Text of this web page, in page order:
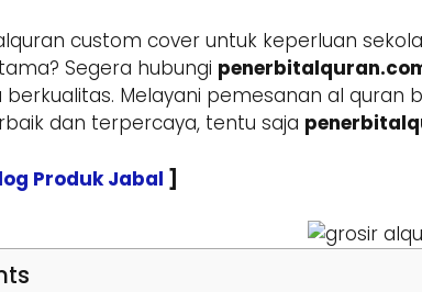
custom cover untuk keperluan
Segera hubungi
Melayani pemesanan al quran
dan terpercaya, tentu saja
Produk Jabal ]